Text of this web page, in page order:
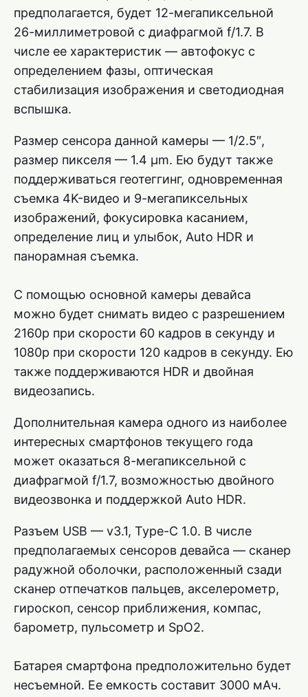
предполагается, будет 12-мегапиксельной
26-миллиметровой с диафрагмой f/1.7. В
числе ее характеристик — автофокус с
определением фазы, оптическая
стабилизация изображения и светодиодная
вспышка.
Размер сенсора данной камеры — 1/2.5″,
размер пикселя — 1.4 µm. Ею будут также
поддерживаться геотеггинг, одновременная
съемка 4K-видео и 9-мегапиксельных
изображений, фокусировка касанием,
определение лиц и улыбок, Auto HDR и
панорамная съемка.
С помощью основной камеры девайса
можно будет снимать видео с разрешением
2160p при скорости 60 кадров в секунду и
1080p при скорости 120 кадров в секунду. Ею
также поддерживаются HDR и двойная
видеозапись.
Дополнительная камера одного из наиболее
интересных смартфонов текущего года
может оказаться 8-мегапиксельной с
диафрагмой f/1.7, возможностью двойного
видеозвонка и поддержкой Auto HDR.
Разъем USB — v3.1, Type-C 1.0. В числе
предполагаемых сенсоров девайса — сканер
радужной оболочки, расположенный сзади
сканер отпечатков пальцев, акселерометр,
гироскоп, сенсор приближения, компас,
барометр, пульсометр и SpO2.
Батарея смартфона предположительно будет
несъемной. Ее емкость составит 3000 мАч.